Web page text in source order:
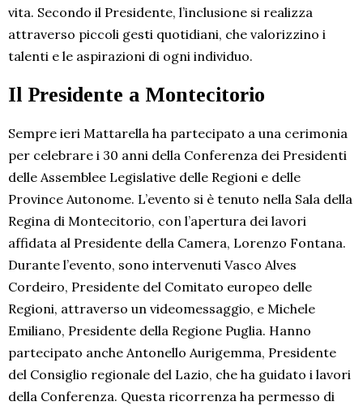
vita. Secondo il Presidente, l’inclusione si realizza
attraverso piccoli gesti quotidiani, che valorizzino i
talenti e le aspirazioni di ogni individuo.
Il Presidente a Montecitorio
Sempre ieri Mattarella ha partecipato a una cerimonia
per celebrare i 30 anni della Conferenza dei Presidenti
delle Assemblee Legislative delle Regioni e delle
Province Autonome. L’evento si è tenuto nella Sala della
Regina di Montecitorio, con l’apertura dei lavori
affidata al Presidente della Camera, Lorenzo Fontana.
Durante l’evento, sono intervenuti Vasco Alves
Cordeiro, Presidente del Comitato europeo delle
Regioni, attraverso un videomessaggio, e Michele
Emiliano, Presidente della Regione Puglia. Hanno
partecipato anche Antonello Aurigemma, Presidente
del Consiglio regionale del Lazio, che ha guidato i lavori
della Conferenza. Questa ricorrenza ha permesso di